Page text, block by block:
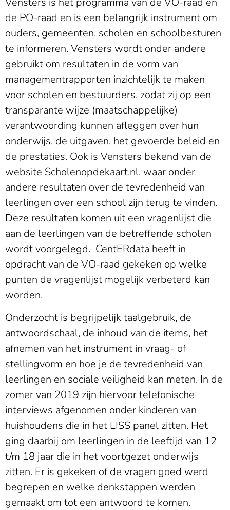
de PO-raad en is een belangrijk instrument om
ouders, gemeenten, scholen en schoolbesturen
te informeren. Vensters wordt onder andere
gebruikt om resultaten in de vorm van
managementrapporten inzichtelijk te maken
voor scholen en bestuurders, zodat zij op een
transparante wijze (maatschappelijke)
verantwoording kunnen afleggen over hun
onderwijs, de uitgaven, het gevoerde beleid en
de prestaties. Ook is Vensters bekend van de
website Scholenopdekaart.nl, waar onder
andere resultaten over de tevredenheid van
leerlingen over een school zijn terug te vinden.
Deze resultaten komen uit een vragenlijst die
aan de leerlingen van de betreffende scholen
wordt voorgelegd. CentERdata heeft in
opdracht van de VO-raad gekeken op welke
punten de vragenlijst mogelijk verbeterd kan
worden.
Onderzocht is begrijpelijk taalgebruik, de
antwoordschaal, de inhoud van de items, het
afnemen van het instrument in vraag- of
stellingvorm en hoe je de tevredenheid van
leerlingen en sociale veiligheid kan meten. In de
zomer van 2019 zijn hiervoor telefonische
interviews afgenomen onder kinderen van
huishoudens die in het LISS panel zitten. Het
ging daarbij om leerlingen in de leeftijd van 12
t/m 18 jaar die in het voortgezet onderwijs
zitten. Er is gekeken of de vragen goed werd
begrepen en welke denkstappen werden
gemaakt om tot een antwoord te komen.